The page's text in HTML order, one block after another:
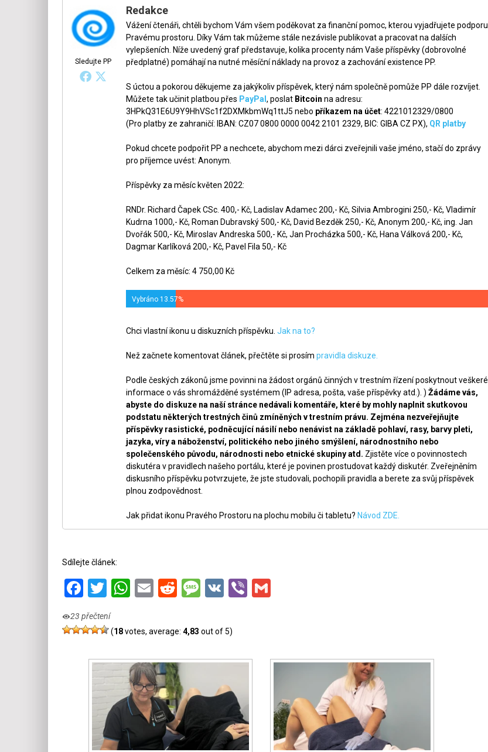
Sledujte PP
Redakce
Vážení čtenáři, chtěli bychom Vám všem poděkovat za finanční pomoc, kterou vyjadřujete podporu
Pravému prostoru. Díky Vám tak můžeme stále nezávisle publikovat a pracovat na dalších
vylepšeních. Níže uvedený graf představuje, kolika procenty nám Vaše příspěvky (dobrovolné
předplatné) pomáhají na nutné měsíční náklady na provoz a zachování existence PP.
S úctou a pokorou děkujeme za jakýkoliv příspěvek, který nám společně pomůže PP dále rozvíjet.
Můžete tak učinit platbou přes PayPal , poslat Bitcoin na adresu:
3HPkQ31E6U9Y9HhVSc1f2DXMkbmWq1ttJ5 nebo příkazem na účet: 4221012329/0800
(Pro platby ze zahraničí: IBAN: CZ07 0800 0000 0042 2101 2329, BIC: GIBA CZ PX), QR platby
Pokud chcete podpořit PP a nechcete, abychom mezi dárci zveřejnili vaše jméno, stačí do zprávy
pro příjemce uvést: Anonym.
Příspěvky za měsíc květen 2022:
RNDr. Richard Čapek CSc. 400,- Kč, Ladislav Adamec 200,- Kč, Silvia Ambrogini 250,- Kč, Vladimír
Kudrna 1000,- Kč, Roman Dubravský 500,- Kč, David Bezděk 250,- Kč, Anonym 200,- Kč, ing. Jan
Dvořák 500,- Kč, Miroslav Andreska 500,- Kč, Jan Procházka 500,- Kč, Hana Válková 200,- Kč,
Dagmar Karlíková 200,- Kč, Pavel Fila 50,- Kč
Celkem za měsíc: 4 750,00 Kč
Vybráno 13.57%
Chci vlastní ikonu u diskuzních příspěvku. Jak na to?
Než začnete komentovat článek, přečtěte si prosím pravidla diskuze.
Podle českých zákonů jsme povinni na žádost orgánů činných v trestním řízení poskytnout veškeré
informace o vás shromážděné systémem (IP adresa, pošta, vaše příspěvky atd.). ) Žádáme vás,
abyste do diskuze na naší stránce nedávali komentáře, které by mohly naplnit skutkovou
podstatu některých trestných činů zmíněných v trestním právu. Zejména nezveřejňujte
příspěvky rasistické, podněcující násilí nebo nenávist na základě pohlaví, rasy, barvy pleti,
jazyka, víry a náboženství, politického nebo jiného smýšlení, národnostního nebo
společenského původu, národnosti nebo etnické skupiny atd. Zjistěte více o povinnostech
diskutéra v pravidlech našeho portálu, které je povinen prostudovat každý diskutér. Zveřejněním
diskusního příspěvku potvrzujete, že jste studovali, pochopili pravidla a berete za svůj příspěvek
plnou zodpovědnost.
Jak přidat ikonu Pravého Prostoru na plochu mobilu či tabletu? Návod ZDE.
Sdílejte článek:
Facebook
Twitter
WhatsApp
EmailRedditMessage
VKViberGmail
23 přečtení
(18votes, average: 4,83 out of 5)